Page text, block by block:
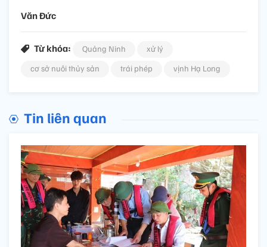
Văn Đức
Từ khóa: Quảng Ninh
xử lý
cơ sở nuôi thủy sản
trái phép vịnh Hạ Long
Tin liên quan